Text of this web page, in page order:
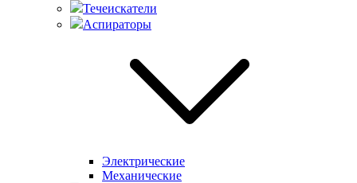
Течеискатели
Аспираторы
Электрические
Механические